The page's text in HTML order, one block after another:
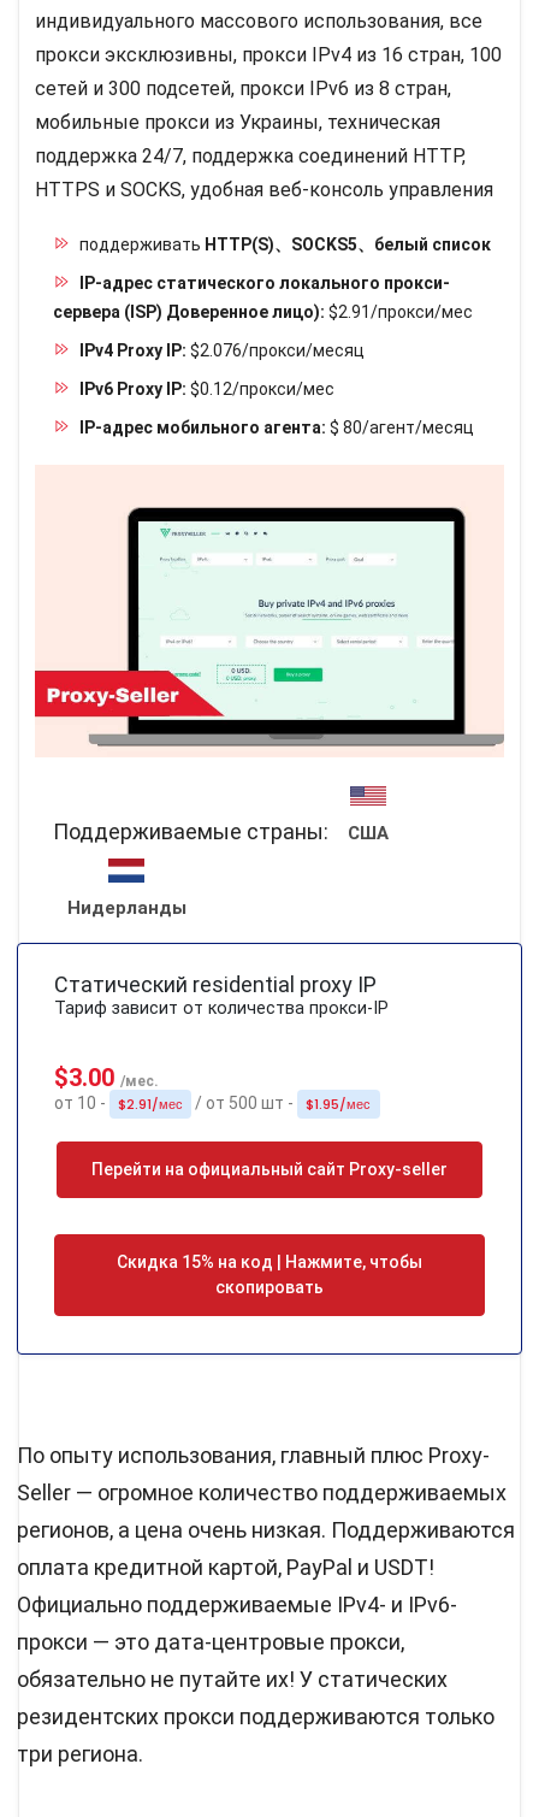
индивидуального массового использования, все
прокси эксклюзивны, прокси IPv4 из 16 стран, 100
сетей и 300 подсетей, прокси IPv6 из 8 стран,
мобильные прокси из Украины, техническая
поддержка 24/7, поддержка соединений HTTP,
HTTPS и SOCKS, удобная веб-консоль управления
поддерживать HTTP(S)、SOCKS5、белый список
IP-адрес статического локального прокси-
сервера (ISP) Доверенное лицо): $2.91/прокси/мес
IPv4 Proxy IP: $2.076/прокси/месяц
IPv6 Proxy IP: $0.12/прокси/мес
IP-адрес мобильного агента: $ 80/агент/месяц
Поддерживаемые страны: США
Нидерланды
Статический residential proxy IP
Тариф зависит от количества прокси-IP
$3.00 /мес.
от 10 - $2.91/мес / от 500 шт - $1.95/мес
Перейти на официальный сайт Proxy-seller
Скидка 15% на код | Нажмите, чтобы
скопировать
По опыту использования, главный плюс Proxy-
Seller — огромное количество поддерживаемых
регионов, а цена очень низкая. Поддерживаются
оплата кредитной картой, PayPal и USDT!
Официально поддерживаемые IPv4- и IPv6-
прокси — это дата-центровые прокси,
обязательно не путайте их! У статических
резидентских прокси поддерживаются только
три региона.